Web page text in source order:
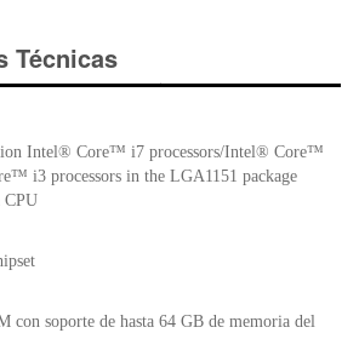
s
A
p
ri
e
dl
y
Técnicas
Intel® Core™ i7 processors/Intel® Core™
i3 processors in the LGA1151 package
CPU
con soporte de hasta 64 GB de memoria del